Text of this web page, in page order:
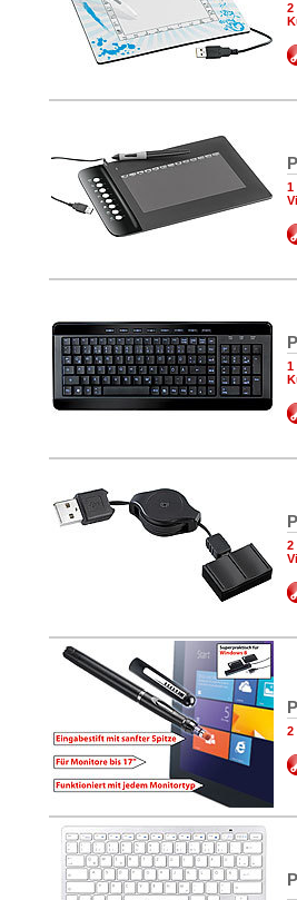
2
1
1
2
2